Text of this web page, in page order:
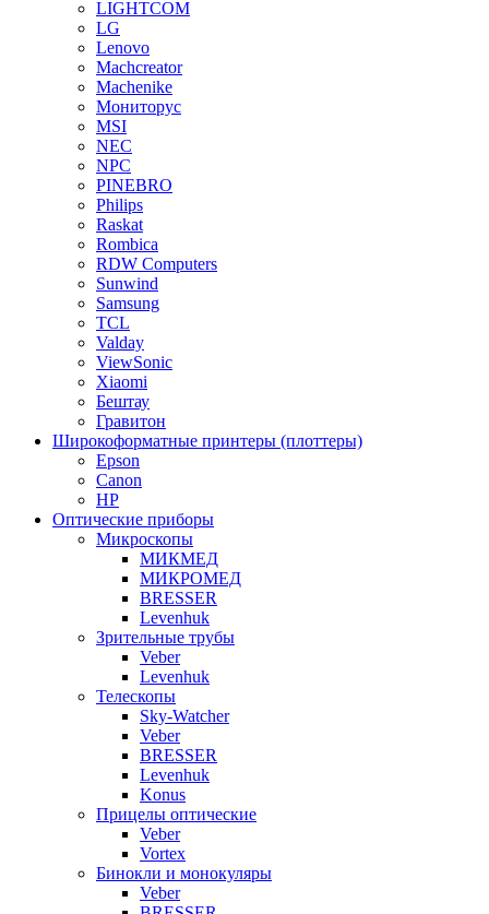
LIGHTCOM
LG
Lenovo
Machcreator
Machenike
Мониторус
MSI
NEC
NPC
PINEBRO
Philips
Raskat
Rombica
RDW Computers
Sunwind
Samsung
TCL
Valday
ViewSonic
Xiaomi
Бештау
Гравитон
Широкоформатные принтеры (плоттеры)
Epson
Canon
HP
Оптические приборы
Микроскопы
МИКМЕД
МИКРОМЕД
BRESSER
Levenhuk
Зрительные трубы
Veber
Levenhuk
Телескопы
Sky-Watcher
Veber
BRESSER
Levenhuk
Konus
Прицелы оптические
Veber
Vortex
Бинокли и монокуляры
Veber